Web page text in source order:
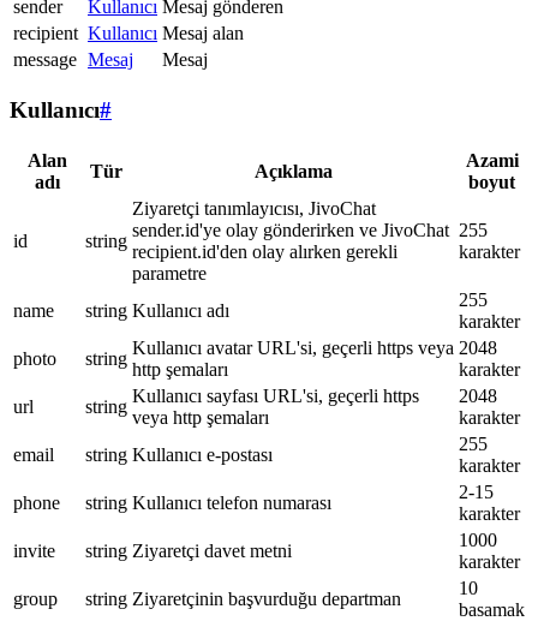
sender Kullanıcı Mesaj gönderen
recipient Kullanıcı Mesaj alan
message Mesaj Mesaj
Kullanıcı#
Alan
adı
Tür Açıklama
Azami
boyut
id string
Ziyaretçi tanımlayıcısı, JivoChat
sender.id'ye olay gönderirken ve JivoChat
recipient.id'den olay alırken gerekli
parametre
255
karakter
name string Kullanıcı adı
255
karakter
photo
string
Kullanıcı avatar URL'si, geçerli https veya
http şemaları
2048
karakter
url
string
Kullanıcı sayfası URL'si, geçerli https
veya http şemaları
2048
karakter
email
string Kullanıcı e-postası
255
karakter
phone
string Kullanıcı telefon numarası
2-15
karakter
invite
string Ziyaretçi davet metni
1000
karakter
group
string Ziyaretçinin başvurduğu departman
10
basamak